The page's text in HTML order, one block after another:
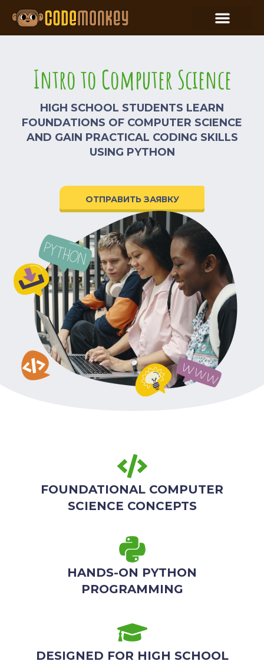
Intro to Computer Science
HIGH SCHOOL STUDENTS LEARN
FOUNDATIONS OF COMPUTER SCIENCE
AND GAIN PRACTICAL CODING SKILLS
USING PYTHON
ОТПРАВИТЬ ЗАЯВКУ
FOUNDATIONAL COMPUTER
SCIENCE CONCEPTS
HANDS-ON PYTHON
PROGRAMMING
DESIGNED FOR HIGH SCHOOL